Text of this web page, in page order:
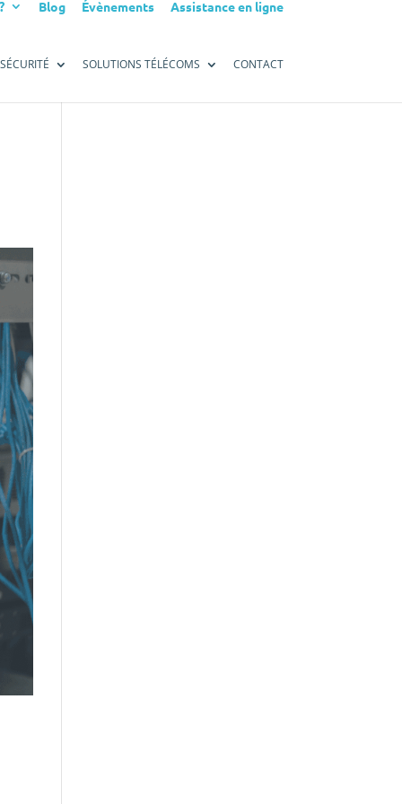
Blog Évènements Assistance en ligne
SOLUTIONS TÉLÉCOMS CONTACT